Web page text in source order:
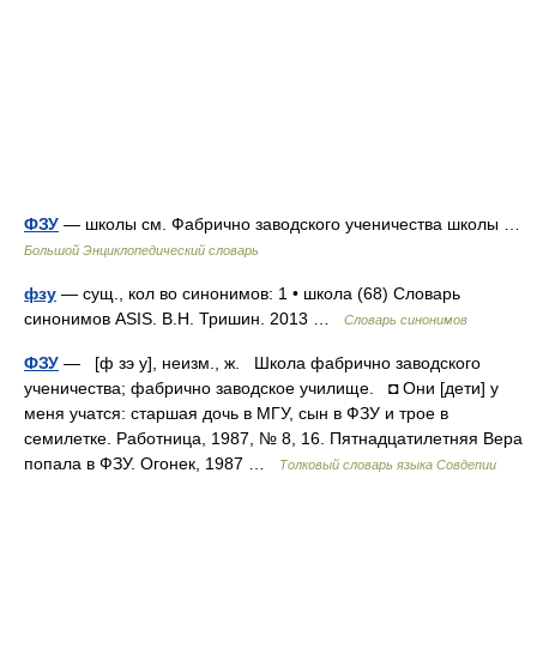
ФЗУ — школы см. Фабрично заводского ученичества школы …
Большой Энциклопедический словарь
фзу — сущ., кол во синонимов: 1 • школа (68) Словарь
синонимов ASIS. В.Н. Тришин. 2013 …
Словарь синонимов
ФЗУ — [ф зэ у], неизм., ж. Школа фабрично заводского
ученичества; фабрично заводское училище. ◘ Они [дети] у
меня учатся: старшая дочь в МГУ, сын в ФЗУ и трое в
семилетке. Работница, 1987, № 8, 16. Пятнадцатилетняя Вера
попала в ФЗУ. Огонек, 1987 …
Толковый словарь языка Совдепии